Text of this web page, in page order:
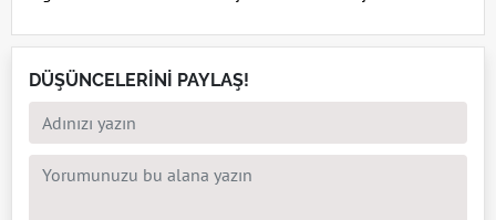
DÜŞÜNCELERİNİ PAYLAŞ!